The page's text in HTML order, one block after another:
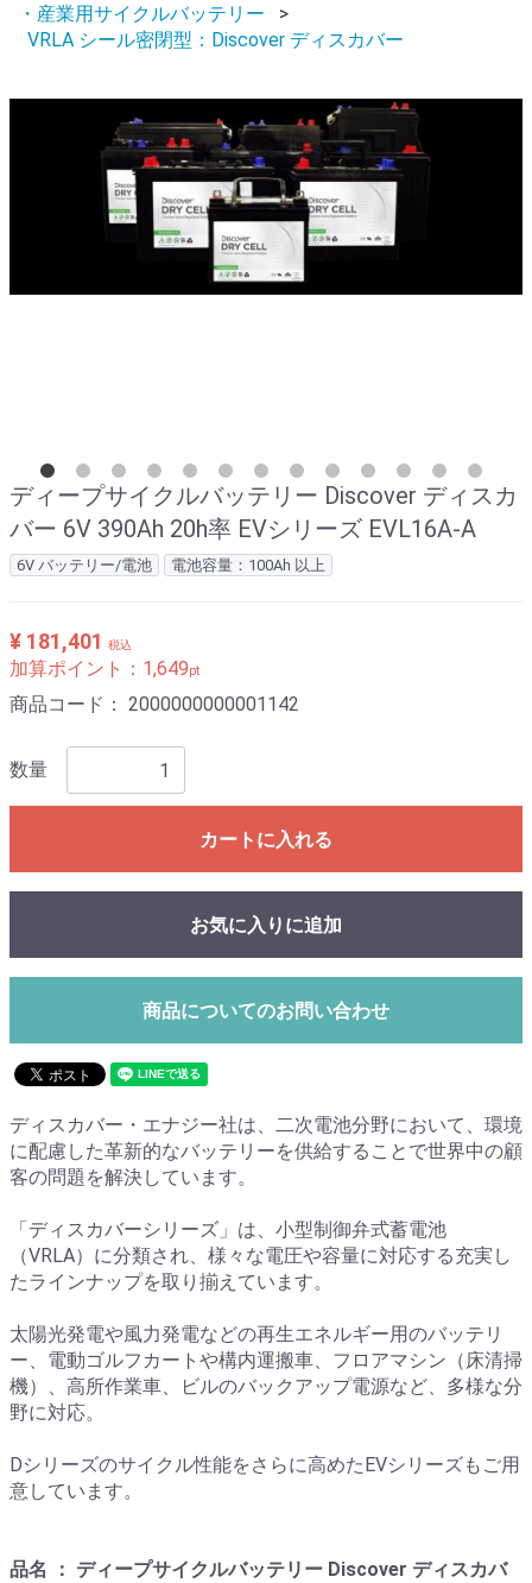
・産業用サイクルバッテリー
VRLA シール密閉型：Discover ディスカバー
ディープサイクルバッテリー Discover ディスカ
バー 6V 390Ah 20h率 EVシリーズ EVL16A-A
6V バッテリー/電池 電池容量：100Ah 以上
¥ 181,401 税込
加算ポイント： 1,649pt
商品コード： 2000000000001142
数量
カートに入れる
お気に入りに追加
商品についてのお問い合わせ
ディスカバー・エナジー社は、二次電池分野において、環境
に配慮した革新的なバッテリーを供給することで世界中の顧
客の問題を解決しています。
「ディスカバーシリーズ」は、小型制御弁式蓄電池
（VRLA）に分類され、様々な電圧や容量に対応する充実し
たラインナップを取り揃えています。
太陽光発電や風力発電などの再生エネルギー用のバッテリ
ー、電動ゴルフカートや構内運搬車、フロアマシン（床清掃
機）、高所作業車、ビルのバックアップ電源など、多様な分
野に対応。
Dシリーズのサイクル性能をさらに高めたEVシリーズもご用
意しています。
品名 ： ディープサイクルバッテリー Discover ディスカバ